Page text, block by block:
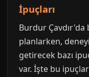
İpuçları
Burdur Çavdır'da
planlarken,
getirecek bazı
var. İşte bu